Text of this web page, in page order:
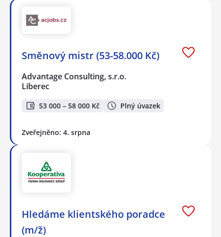
Směnový mistr (53-58.000 Kč)
Advantage Consulting, s.r.o.
Liberec
53 000 – 58 000 Kč Plný úvazek
Zveřejněno: 4. srpna
Hledáme klientského poradce
(m/ž)